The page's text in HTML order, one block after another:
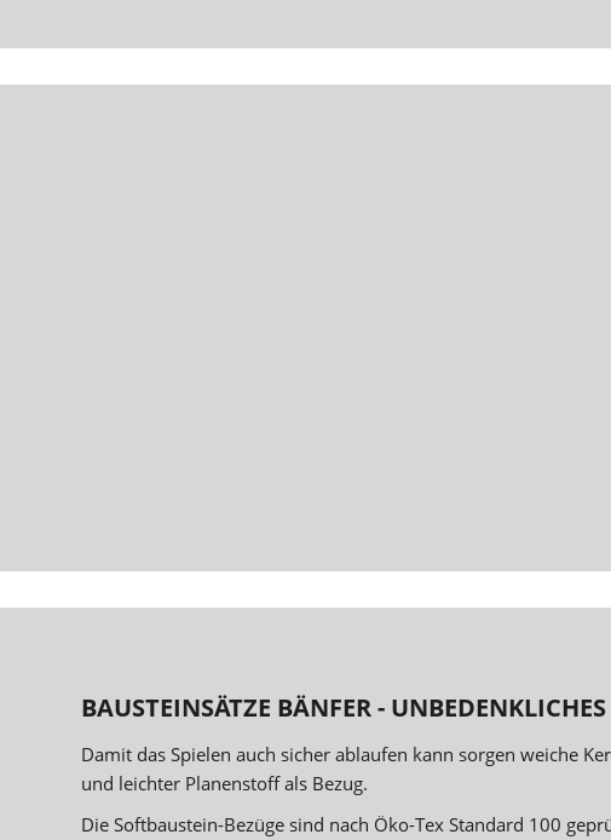
BAUSTEINSÄTZE BÄNFER -
Damit das Spielen auch sicher ablaufen kann sorgen weiche
und leichter Planenstoff als Bezug.
Die Softbaustein-Bezüge sind nach Öko-Tex Standard 100